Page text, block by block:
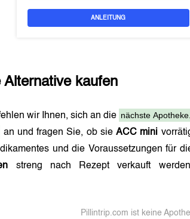
ANLEITUNG
Alternative kaufen
wir Ihnen, sich an die nächste Apotheke.
an und fragen Sie, ob sieACC mini
und die Voraussetzungen für
streng nach Rezept verkauft
Pillintrip.com ist keine